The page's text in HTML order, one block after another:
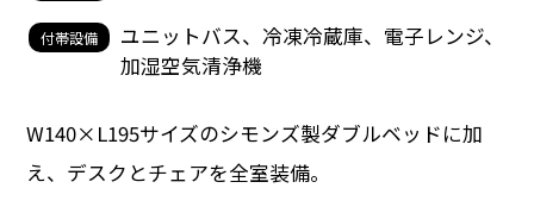
付帯設備
ユニットバス、冷凍冷蔵庫、電子レンジ、
加湿空気清浄機
W140×L195サイズのシモンズ製ダブルベッドに加
え、 デスクとチェアを全室装備。